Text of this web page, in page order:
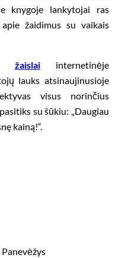
knygoje lankytojai ras
žaidimus su vaikais
žaislaiinternetinėje
lauks atsinaujinusioje
visus norinčius
su šūkiu: „Daugiau
kainą!“.